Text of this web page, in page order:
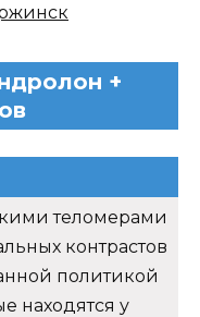
+
теломерами
контрастов
политикой
находятся у